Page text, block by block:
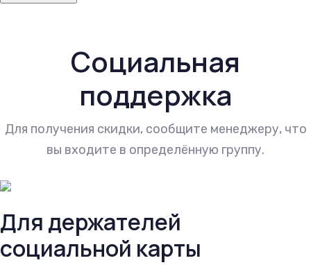
Социальная
поддержка
Для получения скидки, сообщите менеджеру, что
вы входите в определённую группу.
Для держателей
социальной карты